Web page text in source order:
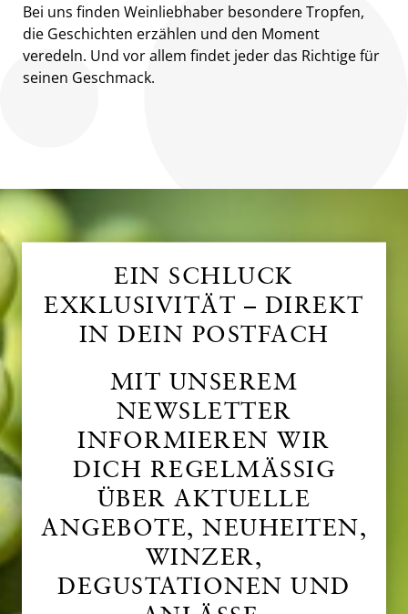
Bei uns finden Weinliebhaber besondere Tropfen,
die Geschichten erzählen und den Moment
veredeln. Und vor allem findet jeder das Richtige für
seinen Geschmack.
EIN SCHLUCK
EXKLUSIVITÄT – DIREKT
IN DEIN POSTFACH
MIT UNSEREM
NEWSLETTER
INFORMIEREN WIR
DICH REGELMÄSSIG
ÜBER AKTUELLE
ANGEBOTE, NEUHEITEN,
WINZER,
DEGUSTATIONEN UND